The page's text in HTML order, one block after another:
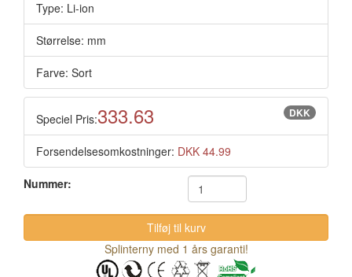
Type: Li-ion
Størrelse: mm
Farve: Sort
Speciel Pris:333.63 DKK
Forsendelsesomkostninger: DKK 44.99
Nummer:
Splinterny med 1 års garanti!